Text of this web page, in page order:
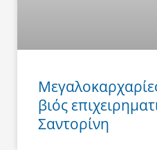
βιός
Σαντορίνη